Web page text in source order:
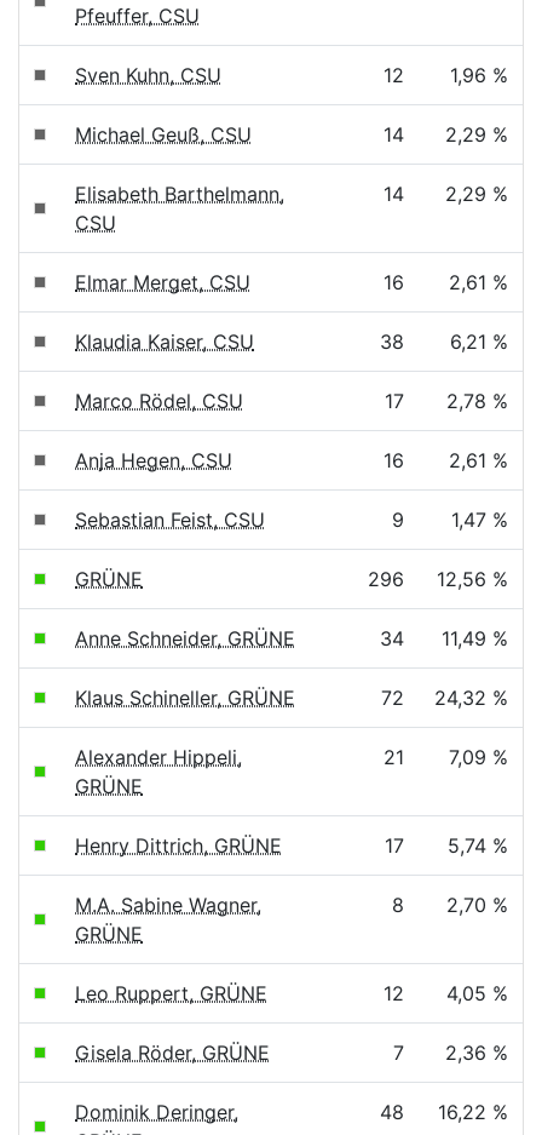
Pfeuffer, CSU
Sven Kuhn, CSU 12 1,96 %
Michael Geuß, CSU 14 2,29 %
Elisabeth Barthelmann,
CSU
14 2,29 %
Elmar Merget, CSU 16 2,61 %
Klaudia Kaiser, CSU 38 6,21 %
Marco Rödel, CSU 17 2,78 %
Anja Hegen, CSU 16 2,61 %
Sebastian Feist, CSU 9 1,47 %
GRÜNE 296 12,56 %
Anne Schneider, GRÜNE 34 11,49 %
Klaus Schineller, GRÜNE 72 24,32 %
Alexander Hippeli,
GRÜNE
21 7,09 %
Henry Dittrich, GRÜNE 17 5,74 %
M.A. Sabine Wagner,
GRÜNE
8 2,70 %
Leo Ruppert, GRÜNE 12 4,05 %
Gisela Röder, GRÜNE 7 2,36 %
Dominik Deringer,
48 16,22 %